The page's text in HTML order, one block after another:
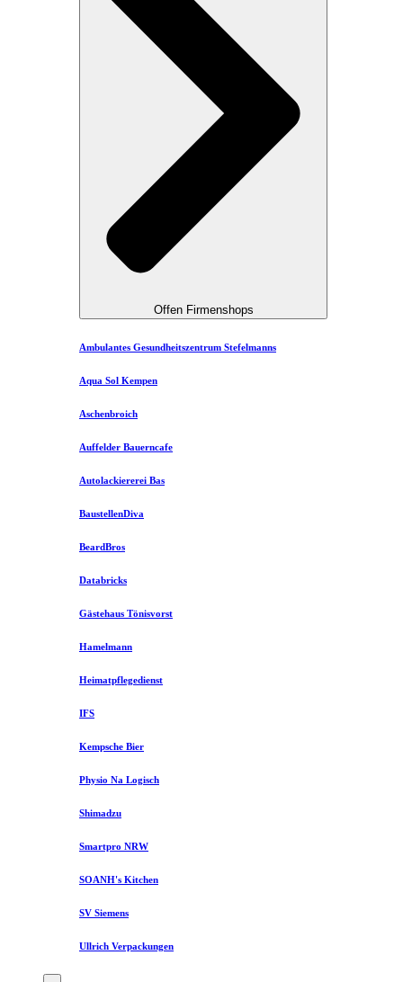
Offen Firmenshops
Ambulantes Gesundheitszentrum Stefelmanns
Aqua Sol Kempen
Aschenbroich
Auffelder Bauerncafe
Autolackiererei Bas
BaustellenDiva
BeardBros
Databricks
Gästehaus Tönisvorst
Hamelmann
Heimatpflegedienst
IFS
Kempsche Bier
Physio Na Logisch
Shimadzu
Smartpro NRW
SOANH's Kitchen
SV Siemens
Ullrich Verpackungen